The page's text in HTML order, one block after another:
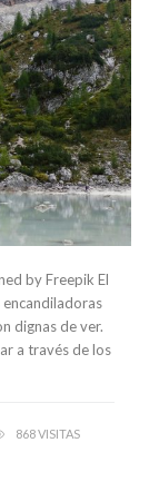
by Freepik El
encandiladoras
dignas de ver.
a través de los
868 VISITAS